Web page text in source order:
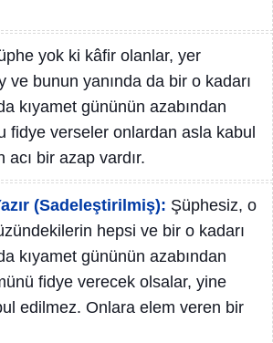
yok ki kâfir olanlar, yer
ve bunun yanında da bir o kadarı
kıyamet gününün azabından
fidye verseler onlardan asla kabul
bir azap vardır.
(Sadeleştirilmiş): Şüphesiz, o
hepsi ve bir o kadarı
kıyamet gününün azabından
fidye verecek olsalar, yine
edilmez. Onlara elem veren bir